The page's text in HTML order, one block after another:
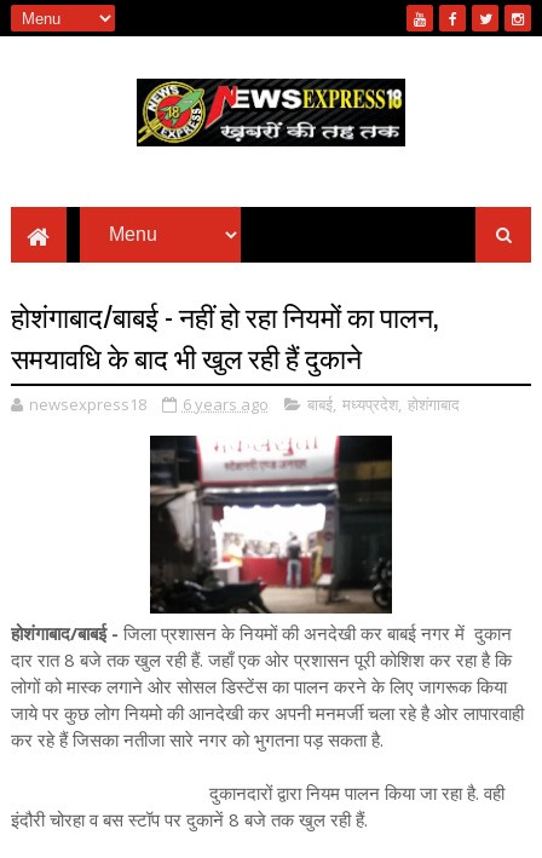
होशंगाबाद/बाबई - नहीं हो रहा नियमों का पालन,
समयावधि के बाद भी खुल रही हैं दुकाने
newsexpress18 6 years ago बाबई, मध्यप्रदेश, होशंगाबाद
होशंगाबाद/बाबई - जिला प्रशासन के नियमों की अनदेखी कर बाबई नगर में दुकान
दार रात 8 बजे तक खुल रही हैं. जहाँ एक ओर प्रशासन पूरी कोशिश कर रहा है कि
लोगों को मास्क लगाने ओर सोसल डिस्टेंस का पालन करने के लिए जागरूक किया
जाये पर कुछ लोग नियमो की आनदेखी कर अपनी मनमर्जी चला रहे है ओर लापारवाही
कर रहे हैं जिसका नतीजा सारे नगर को भुगतना पड़ सकता है.
दुकानदारों द्वारा नियम पालन किया जा रहा है. वही
इंदौरी चोरहा व बस स्टॉप पर दुकानें 8 बजे तक खुल रही हैं.